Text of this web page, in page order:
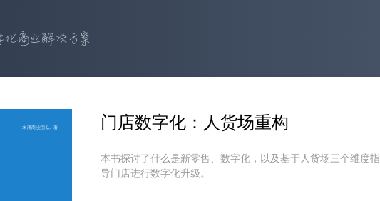
门店数字化：人货场重构
本书探讨了什么是新零售、数字化，以及基于人货场三个维度指
导门店进行数字化升级。